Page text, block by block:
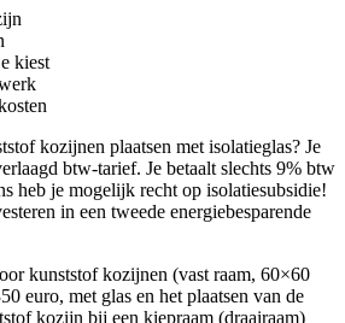
kiest
kozijnen plaatsen met isolatieglas? Je
btw-tarief. Je betaalt slechts 9% btw
heb je mogelijk recht op isolatiesubsidie!
in een tweede energiebesparende
kunststof kozijnen (vast raam, 60×60
euro, met glas en het plaatsen van de
kozijn bij een kiepraam (draairaam)